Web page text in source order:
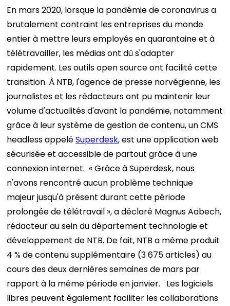
En mars 2020, lorsque la pandémie de coronavirus a
brutalement contraint les entreprises du monde
entier à mettre leurs employés en quarantaine et à
télétravailler, les médias ont dû s'adapter
rapidement. Les outils open source ont facilité cette
transition. À NTB, l'agence de presse norvégienne, les
journalistes et les rédacteurs ont pu maintenir leur
volume d'actualités d'avant la pandémie, notamment
grâce à leur système de gestion de contenu, un CMS
headless appeléSuperdesk, est une application web
sécurisée et accessible de partout grâce à une
connexion internet. « Grâce à Superdesk, nous
n'avons rencontré aucun problème technique
majeur jusqu'à présent durant cette période
prolongée de télétravail », a déclaré Magnus Aabech,
rédacteur au sein du département technologie et
développement de NTB. De fait, NTB a même produit
4 % de contenu supplémentaire (3 675 articles) au
cours des deux dernières semaines de mars par
rapport à la même période en janvier.
Les logiciels
libres peuvent également faciliter les collaborations